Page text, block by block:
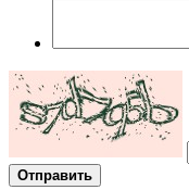
Отправить